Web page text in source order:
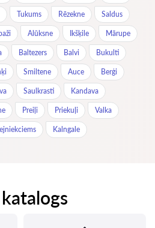
Tukums Rēzekne Saldus
Alūksne Ikšķile Mārupe
Baltezers Balvi Bukulti
Smiltene Auce Berģi
Saulkrasti Kandava
Preiļi Priekuļi Valka
Kalngale